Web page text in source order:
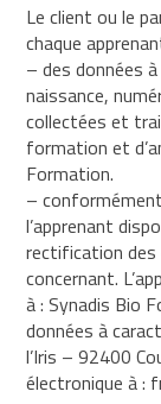
Le client ou le
chaque
– des données
naissance,
collectées et
formation et
Formation.
–
l’apprenant
rectification des
concernant.
à : Synadis Bio
données à
l’Iris – 92400
électronique à :